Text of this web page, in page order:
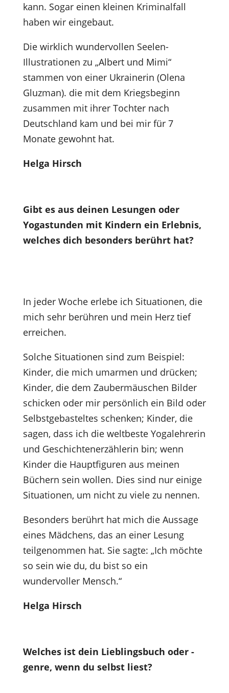
kann. Sogar einen kleinen Kriminalfall
haben wir eingebaut.
Die wirklich wundervollen Seelen-
Illustrationen zu „Albert und Mimi“
stammen von einer Ukrainerin (Olena
Gluzman). die mit dem Kriegsbeginn
zusammen mit ihrer Tochter nach
Deutschland kam und bei mir für 7
Monate gewohnt hat.
Helga Hirsch
Gibt es aus deinen Lesungen oder
Yogastunden mit Kindern ein Erlebnis,
welches dich besonders berührt hat?
In jeder Woche erlebe ich Situationen, die
mich sehr berühren und mein Herz tief
erreichen.
Solche Situationen sind zum Beispiel:
Kinder, die mich umarmen und drücken;
Kinder, die dem Zaubermäuschen Bilder
schicken oder mir persönlich ein Bild oder
Selbstgebasteltes schenken; Kinder, die
sagen, dass ich die weltbeste Yogalehrerin
und Geschichtenerzählerin bin; wenn
Kinder die Hauptfiguren aus meinen
Büchern sein wollen. Dies sind nur einige
Situationen, um nicht zu viele zu nennen.
Besonders berührt hat mich die Aussage
eines Mädchens, das an einer Lesung
teilgenommen hat. Sie sagte: „Ich möchte
so sein wie du, du bist so ein
wundervoller Mensch.“
Helga Hirsch
Welches ist dein Lieblingsbuch oder -
genre, wenn du selbst liest?